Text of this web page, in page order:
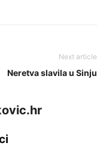
Next article
Neretva slavila u Sinju